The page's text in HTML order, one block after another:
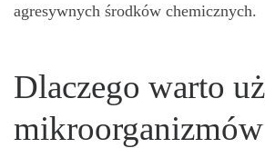
agresywnych środków chemicznych.
Dlaczego warto